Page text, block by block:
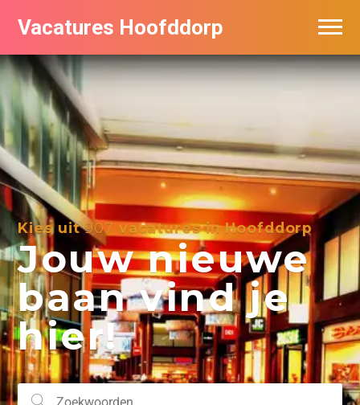
Vacatures Hoofddorp
Kies uit907 vacatures in Hoofddorp
Jouw nieuwe
baan vind je
hier!
Vacatures per bedrijf in Hoofddorp